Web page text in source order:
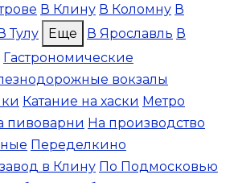
В Клину В Коломну В
Тулу Еще В Ярославль В
Гастрономические
вокзалы
Катание на хаски Метро
пивоварни На производство
Переделкино
в Клину По Подмосковью